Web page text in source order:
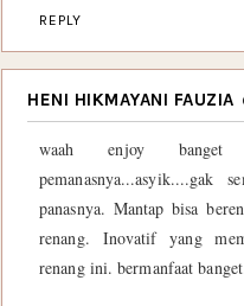
REPLY
HENI HIKMAYANI FAUZIA
waah enjoy
panasnya. Mantap bisa
renang. Inovatif yang
renang ini. bermanfaat